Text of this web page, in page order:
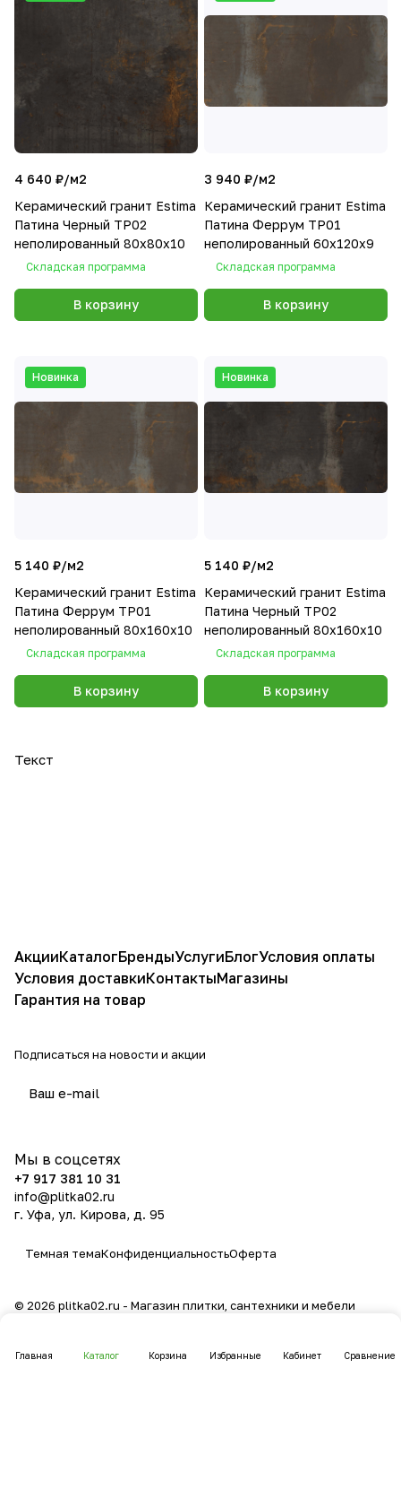
4 640 ₽/м2
Керамический гранит Estima
Патина Черный TP02
неполированный 80x80x10
Складская программа
В корзину
3 940 ₽/м2
Керамический гранит Estima
Патина Феррум TP01
неполированный 60x120x9
Складская программа
В корзину
Новинка
5 140 ₽/м2
Керамический гранит Estima
Патина Феррум TP01
неполированный 80x160x10
Складская программа
В корзину
Новинка
5 140 ₽/м2
Керамический гранит Estima
Патина Черный TP02
неполированный 80x160x10
Складская программа
В корзину
Текст
Главная Каталог Корзина Избранные Кабинет Сравнение
АкцииКаталогБрендыУслугиБлогУсловия оплаты
Условия доставкиКонтактыМагазины
Гарантия на товар
Подписаться на новости и акции
Мы в соцсетях
+7 917 381 10 31
info@plitka02.ru
г. Уфа, ул. Кирова, д. 95
Темная темаКонфиденциальностьОферта
© 2026 plitka02.ru - Магазин плитки, сантехники и мебели